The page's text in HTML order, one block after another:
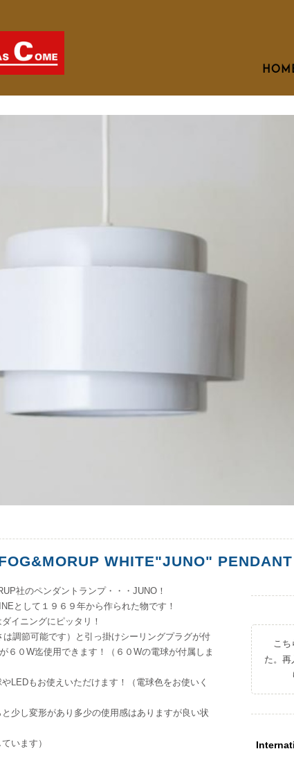
WHITE"JUNO"
社のペンダントランプ・・・JUNO！
として１９６９年から作られた物です！
イニングにピッタリ！
は調節可能です）と引っ掛けシーリングプラグが付
６０W迄使用できます！（６０Wの電球が付属しま
LEDもお使えいただけます！（電球色をお使いく
少し変形があり多少の使用感はありますが良い状
います）
こ
た。再